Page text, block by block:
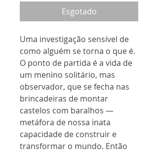
Esgotado
Uma investigação sensível de
como alguém se torna o que é.
O ponto de partida é a vida de
um menino solitário, mas
observador, que se fecha nas
brincadeiras de montar
castelos com baralhos —
metáfora de nossa inata
capacidade de construir e
transformar o mundo. Então